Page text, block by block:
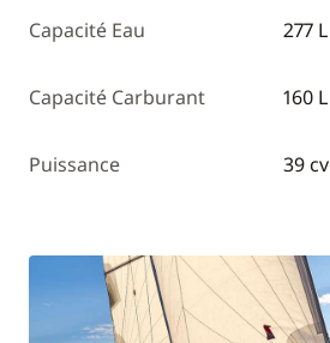
Capacité Eau 277 L
Capacité Carburant 160 L
Puissance 39 cv